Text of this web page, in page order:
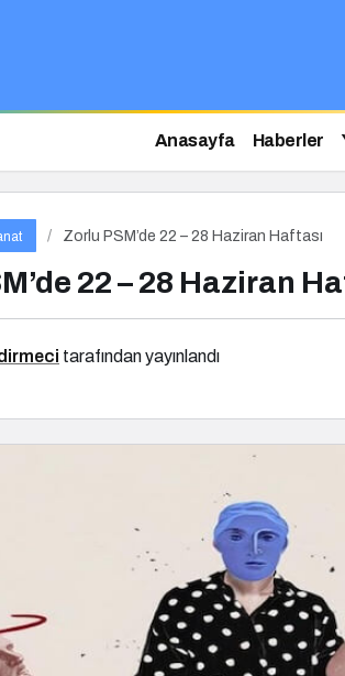
Anasayfa Haberler
Zorlu PSM’de 22 – 28 Haziran Haftası
22 – 28 Haziran
tarafından yayınlandı